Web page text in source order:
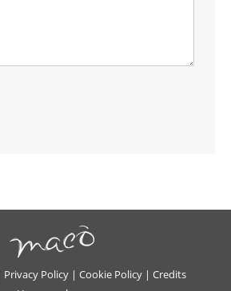
Privacy Policy| Cookie Policy| Credits